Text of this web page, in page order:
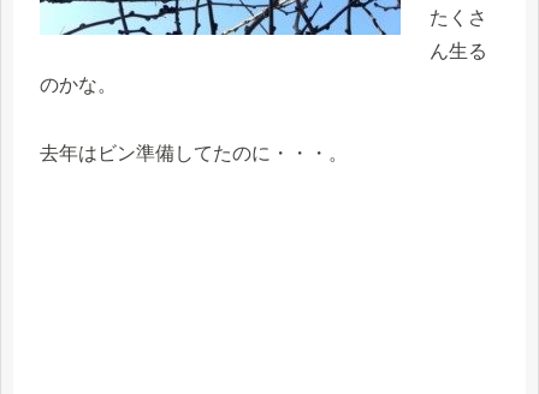
たくさ
ん生る
のかな。
去年はビン準備してたのに・・・。